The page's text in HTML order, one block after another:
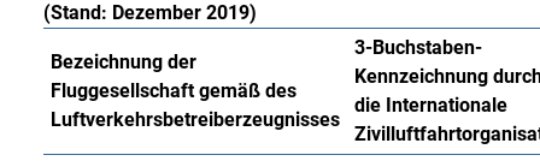
(Stand: Dezember 2019)
Bezeichnung der
Fluggesellschaft gemäß des
Luftverkehrsbetreiberzeugnisses
3-Buchstaben-
Kennzeichnung
die Internationale